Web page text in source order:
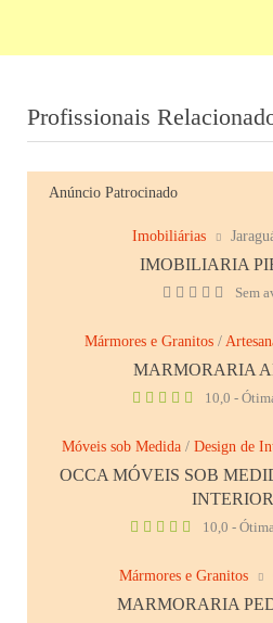
Profissionais
Anúncio Patrocinado
Imobiliárias
IMOBILIARIA
Sem
Mármores e Granitos /
MARMORARIA
10,0 -
Móveis sob Medida / Design de
OCCA MÓVEIS SOB
10,0 -
Mármores e Granitos
MARMORARIA